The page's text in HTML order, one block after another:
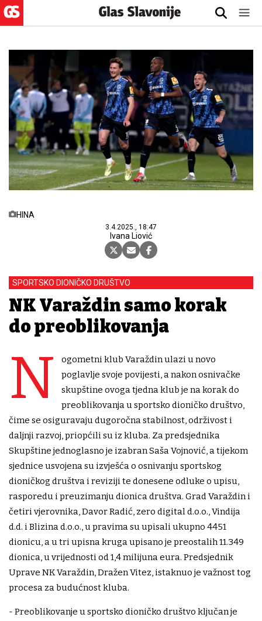
HINA
3.4.2025., 18:47
Ivana Liović
SPORTSKO DIONIČKO DRUŠTVO
NK Varaždin samo korak
do preoblikovanja
N
ogometni klub Varaždin ulazi u novo
poglavlje svoje povijesti, a nakon osnivačke
skupštine ovoga tjedna klub je na korak do
preoblikovanja u sportsko dioničko društvo,
čime se osiguravaju dugoročna stabilnost, održivost i
daljnji razvoj, priopćili su iz kluba. Za predsjednika
Skupštine jednoglasno je izabran Saša Vojnović, a tijekom
sjednice usvojena su izvješća o osnivanju sportskog
dioničkog društva i reviziji te donesene odluke o upisu,
rasporedu i preuzimanju dionica društva. Grad Varaždin i
četiri vjerovnika, Davor Radić, zero digital d.o.o., Vindija
d.d. i Blizina d.o.o., u pravima su upisali ukupno 4451
dionicu, a u tri upisna kruga upisano je preostalih 11.349
dionica, u vrijednosti od 1,4 milijuna eura. Predsjednik
Uprave NK Varaždin, Dražen Vitez, istaknuo je važnost tog
procesa za budućnost kluba.
- Preoblikovanje u sportsko dioničko društvo ključan je